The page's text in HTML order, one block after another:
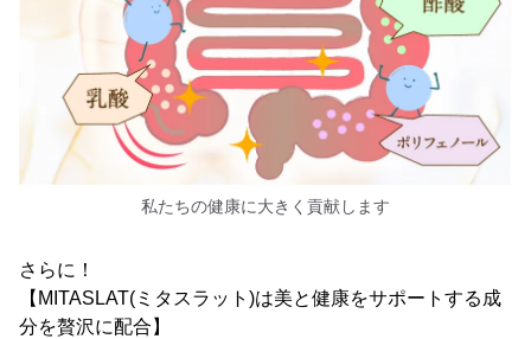
私たちの健康に大きく貢献します
さらに！
【MITASLAT(ミタスラット)は美と健康をサポートする成
分を贅沢に配合】